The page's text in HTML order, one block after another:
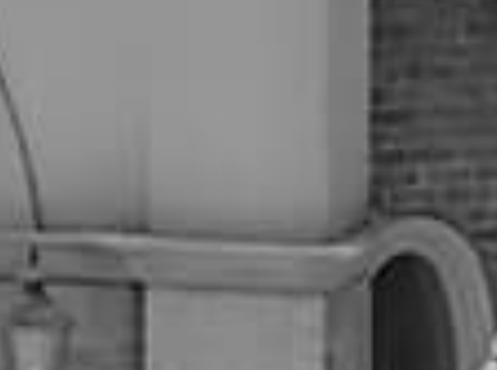
貸切洋館で、大切な人だけと過ごす一日
【少人数ウェディング相談フェア】
9/22
開催時間：09:15〜 / 15:00〜